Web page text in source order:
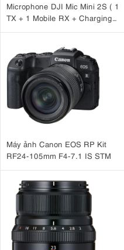
Microphone DJI Mic Mini 2S ( 1
TX + 1 Mobile RX + Charging
Máy ảnh Canon EOS RP Kit
RF24-105mm F4-7.1 IS STM